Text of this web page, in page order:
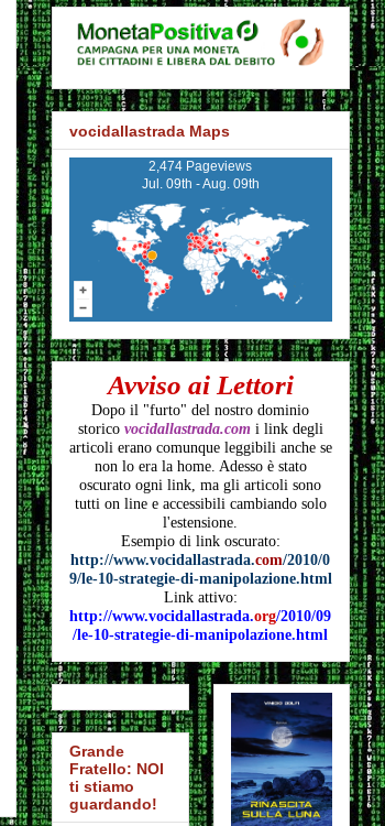
vocidallastrada Maps
2,474 Pageviews
Jul. 09th - Aug. 09th
Avviso ai Lettori
Dopo il "furto" del nostro dominio
storico vocidallastrada.comi link degli
articoli erano comunque leggibili anche se
non lo era la home. Adesso è stato
oscurato ogni link, ma gli articoli sono
tutti on line e accessibili cambiando solo
l'estensione.
Esempio di link oscurato:
http://www.vocidallastrada.com/2010/0
9/le-10-strategie-di-manipolazione.html
Link attivo:
http://www.vocidallastrada.org/2010/09
/le-10-strategie-di-manipolazione.html
Grande
Fratello: NOI
ti stiamo
guardando!